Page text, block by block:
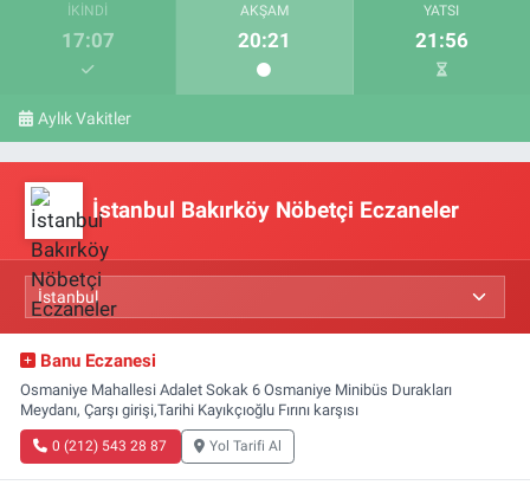
İKINDI
17:07
AKŞAM
20:21
YATSI
21:56
Aylık Vakitler
İstanbul Bakırköy Nöbetçi Eczaneler
Banu Eczanesi
Osmaniye Mahallesi Adalet Sokak 6 Osmaniye Minibüs Durakları
Meydanı, Çarşı girişi,Tarihi Kayıkçıoğlu Fırını karşısı
0 (212) 543 28 87 Yol Tarifi Al